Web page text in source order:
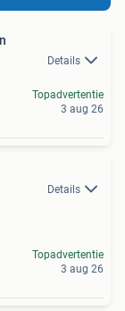
Details
Topadvertentie
3 aug 26
Details
Topadvertentie
3 aug 26